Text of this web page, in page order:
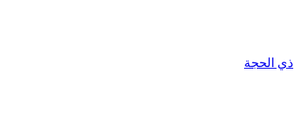
ذي الحجة